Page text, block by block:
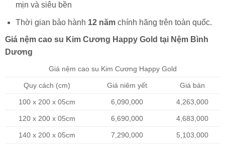
mịn và siêu bền
Thời gian bảo hành 12 nămchính hãng trên toàn quốc.
Giá nệm cao su Kim Cương Happy Gold tại Nệm Bình
Dương
Giá nệm cao su Kim Cương Happy Gold
Quy cách (cm) Giá niêm yết Giá bán
100 x 200 x 05cm 6,090,000 4,263,000
120 x 200 x 05cm 6,690,000 4,683,000
140 x 200 x 05cm 7,290,000 5,103,000